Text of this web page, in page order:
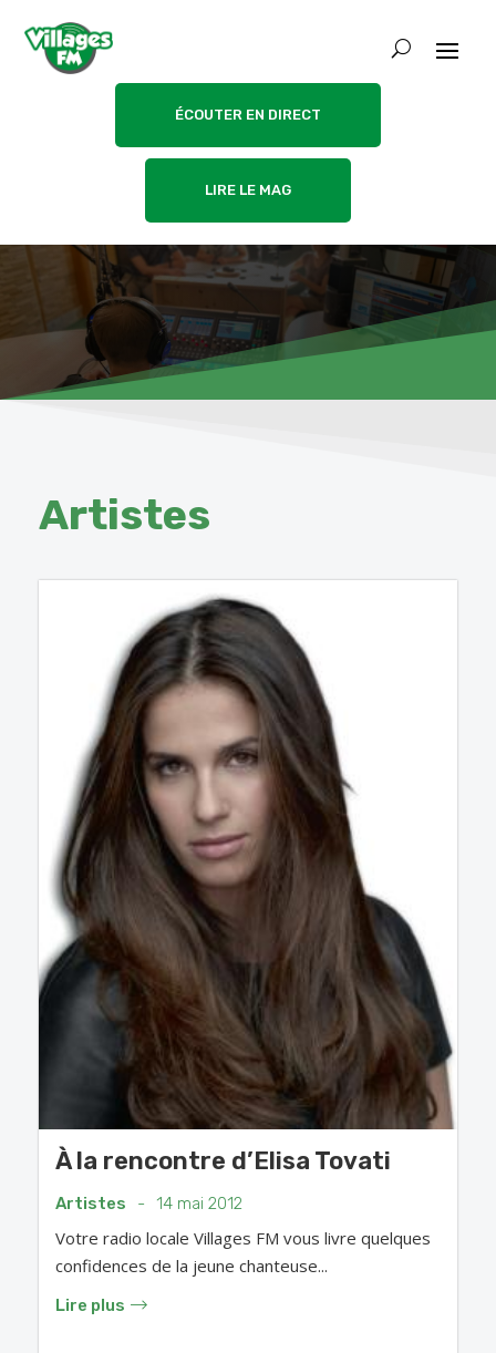
ÉCOUTER EN DIRECT
LIRE LE MAG
Artistes
À la rencontre d’Elisa Tovati
Artistes - 14 mai 2012
Votre radio locale Villages FM vous livre quelques
confidences de la jeune chanteuse...
Lire plus